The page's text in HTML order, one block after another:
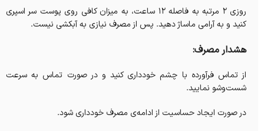
روزی ۲ مرتبه به فاصله ۱۲ ساعت، به میزان کافی روی پوست سر اسپری
کنید و به آرامی ماساژ دهید. پس از مصرف نیازی به آبکشی نیست.
هشدار مصرف:
از تماس فرآورده با چشم خودداری کنید و در صورت تماس به سرعت
شست‌وشو نمایید.
در صورت ایجاد حساسیت از ادامه‌ی مصرف خودداری شود.